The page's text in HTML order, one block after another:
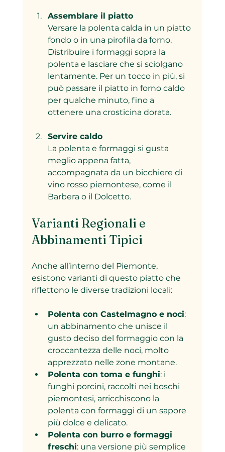
Assemblare il piatto
Versare la polenta calda in un piatto
fondo o in una pirofila da forno.
Distribuire i formaggi sopra la
polenta e lasciare che si sciolgano
lentamente. Per un tocco in più, si
può passare il piatto in forno caldo
per qualche minuto, fino a
ottenere una crosticina dorata.
Servire caldo
La polenta e formaggi si gusta
meglio appena fatta,
accompagnata da un bicchiere di
vino rosso piemontese, come il
Barbera o il Dolcetto.
Varianti Regionali e
Abbinamenti Tipici
Anche all’interno del Piemonte,
esistono varianti di questo piatto che
riflettono le diverse tradizioni locali:
Polenta con Castelmagno e noci:
un abbinamento che unisce il
gusto deciso del formaggio con la
croccantezza delle noci, molto
apprezzato nelle zone montane.
Polenta con toma e funghi: i
funghi porcini, raccolti nei boschi
piemontesi, arricchiscono la
polenta con formaggi di un sapore
più dolce e delicato.
Polenta con burro e formaggi
freschi: una versione più semplice